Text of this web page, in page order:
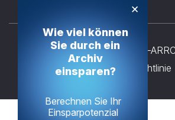
© 2026 - TECH-
Kontakt
Datenschutz-Richtlinie
×
Wie viel können
Sie durch ein
Archiv
einsparen?
Berechnen Sie Ihr
Einsparpotenzial